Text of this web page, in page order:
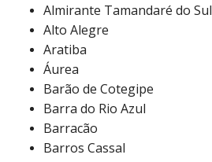
Almirante Tamandaré do Sul
Alto Alegre
Aratiba
Áurea
Barão de Cotegipe
Barra do Rio Azul
Barracão
Barros Cassal